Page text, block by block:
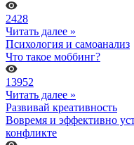
2428
Читать далее »
Психология и самоанализ
Что такое моббинг?
13952
Читать далее »
Развивай креативность
Вовремя и эффективно
конфликте